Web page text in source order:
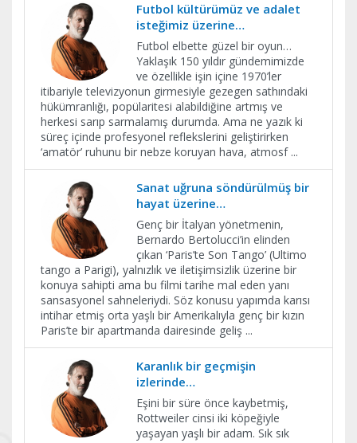
Futbol kültürümüz ve adalet
isteğimiz üzerine…
Futbol elbette güzel bir oyun…
Yaklaşık 150 yıldır gündemimizde
ve özellikle işin içine 1970’ler
itibariyle televizyonun girmesiyle gezegen sathındaki
hükümranlığı, popülaritesi alabildiğine artmış ve
herkesi sarıp sarmalamış durumda. Ama ne yazık ki
süreç içinde profesyonel reflekslerini geliştirirken
‘amatör’ ruhunu bir nebze koruyan hava, atmosf ...
Sanat uğruna söndürülmüş bir
hayat üzerine…
Genç bir İtalyan yönetmenin,
Bernardo Bertolucci’in elinden
çıkan ‘Paris’te Son Tango’ (Ultimo
tango a Parigi), yalnızlık ve iletişimsizlik üzerine bir
konuya sahipti ama bu filmi tarihe mal eden yanı
sansasyonel sahneleriydi. Söz konusu yapımda karısı
intihar etmiş orta yaşlı bir Amerikalıyla genç bir kızın
Paris’te bir apartmanda dairesinde geliş ...
Karanlık bir geçmişin
izlerinde…
Eşini bir süre önce kaybetmiş,
Rottweiler cinsi iki köpeğiyle
yaşayan yaşlı bir adam. Sık sık